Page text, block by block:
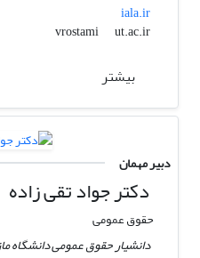
iala.ir
vrostami
ut.ac.ir
بیشتر
دبیر مهمان
دکتر جواد تقی زاده
حقوق عمومی
دانشیار حقوق عمومی دانشگاه